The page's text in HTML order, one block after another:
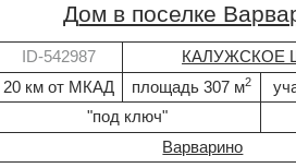
дом в поселке
ID-542987
КАЛУЖСКОЕ
20 км от МКАД
площадь 307 м2
"под ключ"
Варварино